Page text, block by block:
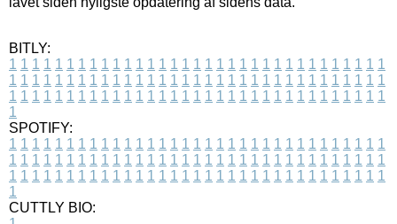
BITLY:
1 1 1 1 1 1 1 1 1 1 1 1 1 1 1 1 1 1 1 1 1 1 1 1 1 1 1 1 1 1 1 1 1
1 1 1 1 1 1 1 1 1 1 1 1 1 1 1 1 1 1 1 1 1 1 1 1 1 1 1 1 1 1 1 1 1
1 1 1 1 1 1 1 1 1 1 1 1 1 1 1 1 1 1 1 1 1 1 1 1 1 1 1 1 1 1 1 1 1
1
SPOTIFY:
1 1 1 1 1 1 1 1 1 1 1 1 1 1 1 1 1 1 1 1 1 1 1 1 1 1 1 1 1 1 1 1 1
1 1 1 1 1 1 1 1 1 1 1 1 1 1 1 1 1 1 1 1 1 1 1 1 1 1 1 1 1 1 1 1 1
1 1 1 1 1 1 1 1 1 1 1 1 1 1 1 1 1 1 1 1 1 1 1 1 1 1 1 1 1 1 1 1 1
1
CUTTLY BIO: